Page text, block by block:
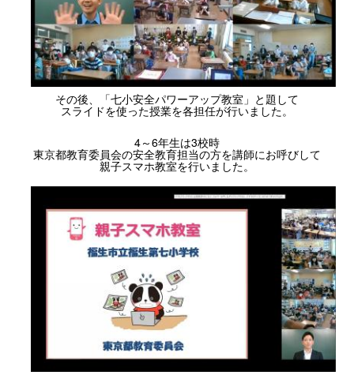
その後、「七小安全パワーアップ教室」と題して
スライドを使った授業を各担任が行いました。
4～6年生は3校時
東京都教育委員会の安全教育担当の方を講師にお呼びして
親子スマホ教室を行いました。